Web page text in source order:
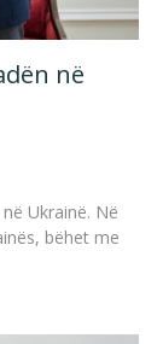
në
Ukrainë. Në
bëhet me